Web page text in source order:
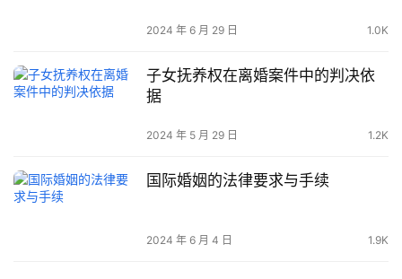
2024 年 6 月 29 日 1.0K
子女抚养权在离婚案件中的判决依
据
2024 年 5 月 29 日 1.2K
国际婚姻的法律要求与手续
2024 年 6 月 4 日 1.9K